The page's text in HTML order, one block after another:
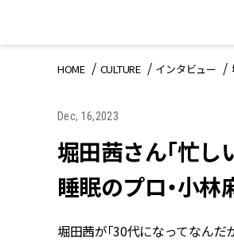
HOME CULTURE インタビュー
Dec, 16,2023
堀田茜さん「忙
睡眠のプロ・小
堀田茜が「30代になってなん